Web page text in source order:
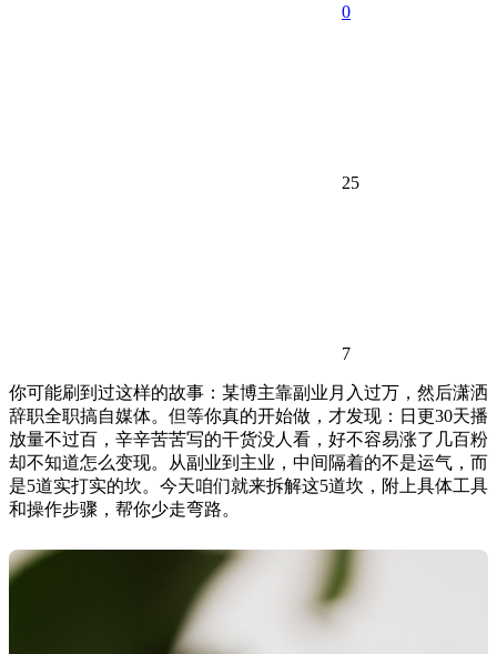
0
25
7
你可能刷到过这样的故事：某博主靠副业月入过万，然后潇洒
辞职全职搞自媒体。但等你真的开始做，才发现：日更30天播
放量不过百，辛辛苦苦写的干货没人看，好不容易涨了几百粉
却不知道怎么变现。从副业到主业，中间隔着的不是运气，而
是5道实打实的坎。今天咱们就来拆解这5道坎，附上具体工具
和操作步骤，帮你少走弯路。